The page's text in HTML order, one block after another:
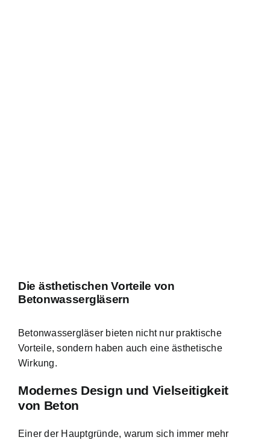
Die ästhetischen Vorteile von
Betonwassergläsern
Betonwassergläser bieten nicht nur praktische
Vorteile, sondern haben auch eine ästhetische
Wirkung.
Modernes Design und Vielseitigkeit
von Beton
Einer der Hauptgründe, warum sich immer mehr